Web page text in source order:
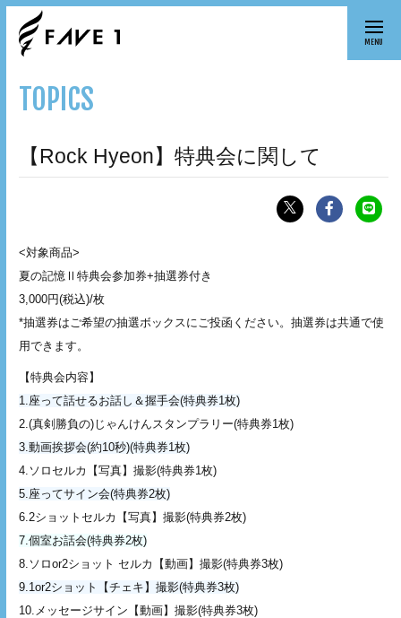
MENU
TOPICS
【Rock Hyeon】特典会に関して
<対象商品>
夏の記憶Ⅱ特典会参加券+抽選券付き
3,000円(税込)/枚
*抽選券はご希望の抽選ボックスにご投函ください。抽選券は共通で使
用できます。
【特典会内容】
1.座って話せるお話し＆握手会(特典券1枚)
2.(真剣勝負の)じゃんけんスタンプラリー(特典券1枚)
3.動画挨拶会(約10秒)(特典券1枚)
4.ソロセルカ【写真】撮影(特典券1枚)
5.座ってサイン会(特典券2枚)
6.2ショットセルカ【写真】撮影(特典券2枚)
7.個室お話会(特典券2枚)
8.ソロor2ショット セルカ【動画】撮影(特典券3枚)
9.1or2ショット【チェキ】撮影(特典券3枚)
10.メッセージサイン【動画】撮影(特典券3枚)